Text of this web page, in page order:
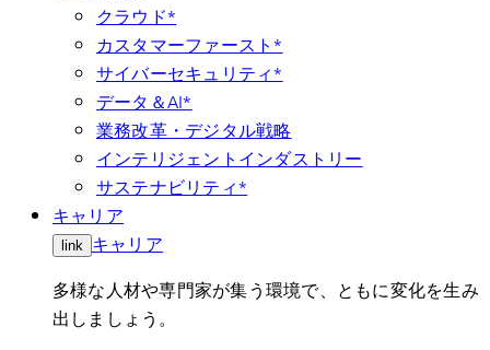
クラウド*
カスタマーファースト*
サイバーセキュリティ*
データ＆AI*
業務改革・デジタル戦略
インテリジェントインダストリー
サステナビリティ*
キャリア
link キャリア
多様な人材や専門家が集う環境で、ともに変化を生み
出しましょう。